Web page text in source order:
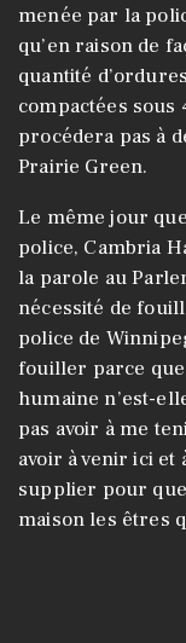
menée par la
qu’en raison de
quantité
compactées sous
procédera pas à
Prairie Green.
Le même jour
police, Cambria
la parole au
nécessité de
police de
fouiller parce que
humaine n’est-
pas avoir à me
avoir à venir ici
supplier pour
maison les êtres